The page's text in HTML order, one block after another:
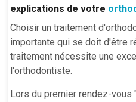
explications de votre
Choisir un traitement
importante qui se doit d'être
traitement nécessite une
l'orthodontiste.
Lors du premier rendez-vous